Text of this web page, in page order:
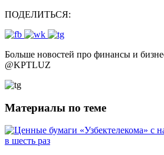
ПОДЕЛИТЬСЯ:
Больше новостей про финансы и
@KPTLUZ
Материалы по теме